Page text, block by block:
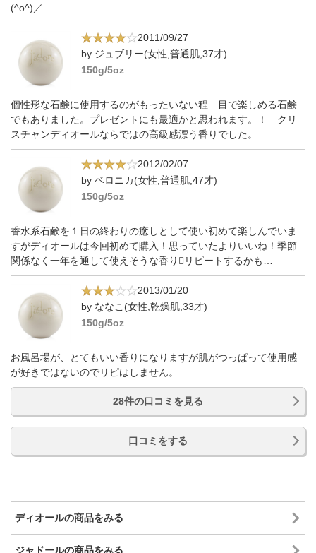
(^o^)／
2011/09/27
by ジュブリー(女性,普通肌,37才)
150g/5oz
個性形な石鹸に使用するのがもったいない程 目で楽しめる石鹸
でもありました。プレゼントにも最適かと思われます。！ クリ
スチャンディオールならではの高級感漂う香りでした。
2012/02/07
by ベロニカ(女性,普通肌,47才)
150g/5oz
香水系石鹸を１日の終わりの癒しとして使い初めて楽しんでいま
すがディオールは今回初めて購入！思っていたよりいいね！季節
関係なく一年を通して使えそうな香りリピートするかも…
2013/01/20
by ななこ(女性,乾燥肌,33才)
150g/5oz
お風呂場が、とてもいい香りになりますが肌がつっぱって使用感
が好きではないのでリピはしません。
28件の口コミを見る
口コミをする
ディオールの商品をみる
ジャドールの商品をみる